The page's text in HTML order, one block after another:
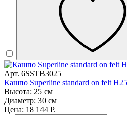
Арт. 6SSTB3025
Кашпо Superline standard on felt
Высота: 25 см
Диаметр: 30 см
Цена: 18 144 Р.